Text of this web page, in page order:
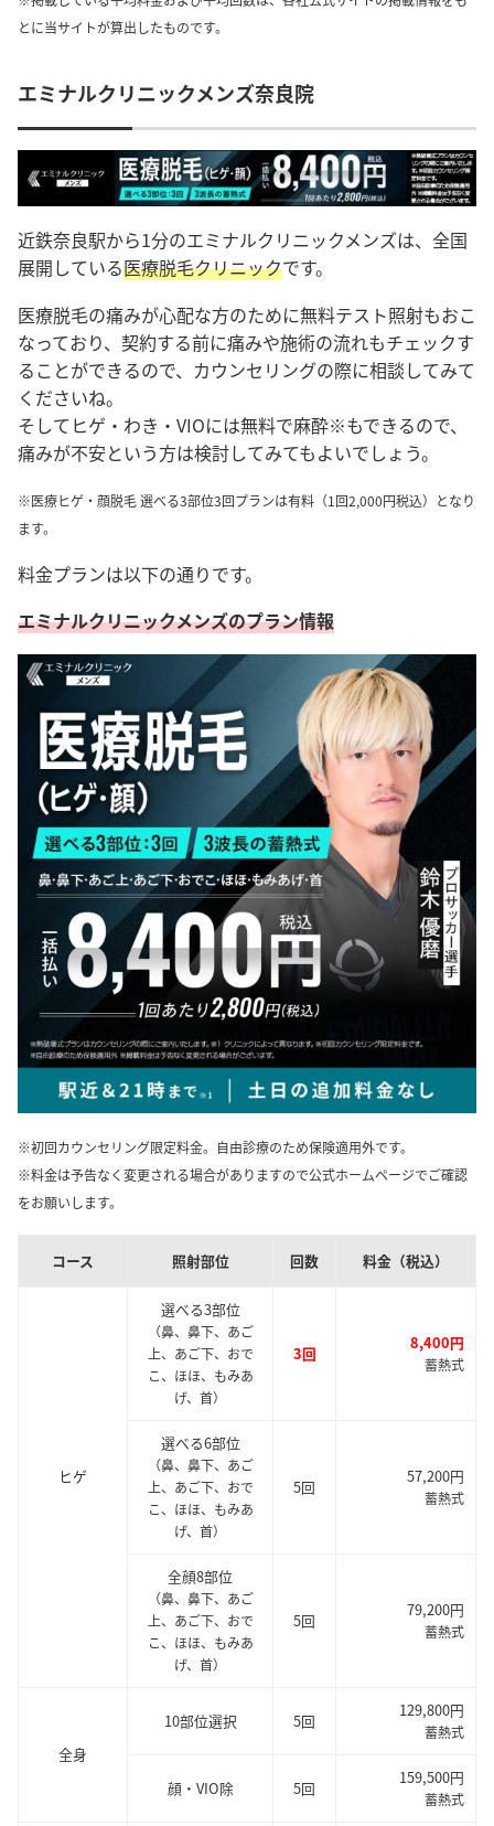
とに当サイトが算出したものです。
エミナルクリニックメンズ奈良院
近鉄奈良駅から1分のエミナルクリニックメンズは、全国
展開している医療脱毛クリニックです。
医療脱毛の痛みが心配な方のために無料テスト照射もおこ
なっており、契約する前に痛みや施術の流れもチェックす
ることができるので、カウンセリングの際に相談してみて
くださいね。
そしてヒゲ・わき・VIOには無料で麻酔※もできるので、
痛みが不安という方は検討してみてもよいでしょう。
※医療ヒゲ・顔脱毛 選べる3部位3回プランは有料（1回2,000円税込）となり
ます。
料金プランは以下の通りです。
エミナルクリニックメンズのプラン情報
※初回カウンセリング限定料金。自由診療のため保険適用外です。
※料金は予告なく変更される場合がありますので公式ホームページでご確認
をお願いします。
コース 照射部位 回数 料金（税込）
ヒゲ
選べる3部位
（鼻、鼻下、あご
上、あご下、おで
こ、ほほ、もみあ
げ、首）
3回
8,400円
蓄熱式
選べる6部位
（鼻、鼻下、あご
上、あご下、おで
こ、ほほ、もみあ
げ、首）
5回
57,200円
蓄熱式
全顔8部位
（鼻、鼻下、あご
上、あご下、おで
こ、ほほ、もみあ
げ、首）
5回
79,200円
蓄熱式
全身
10部位選択 5回
129,800円
蓄熱式
顔・VIO除 5回
159,500円
蓄熱式